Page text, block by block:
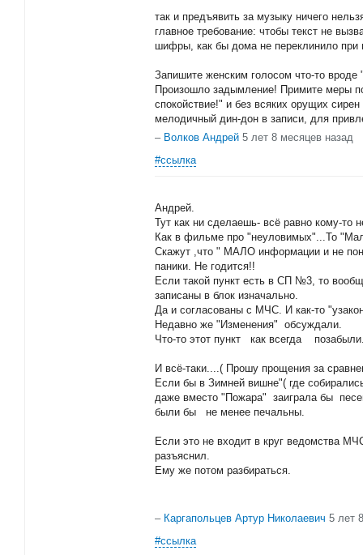
так и предъявить за музыку ничего
главное требование: чтобы текст не
шифры, как бы дома не переклинило при
Запишите женским голосом что-то
Произошло задымление! Примите меры
спокойствие!" и без всяких орущих
мелодичный дин-дон в записи, для
– Волков Андрей 5 лет 8 месяцев назад
#ссылка
Андрей.
Тут как ни сделаешь- всё равно кому-то
Как в фильме про "неуловимых"...То
Скажут ,что " МАЛО информации и не
паники. Не годится!!
Если такой пункт есть в СП №3, то
записаны в блок изначально.
Да и согласованы с МЧС. И как-то
Недавно же "Изменения" обсуждали.
Что-то этот пункт как всегда
И всё-таки....( Прошу прощения за
Если бы в Зимней вишне"( где
даже вместо "Пожара" заиграла бы
были бы не менее печальны.
Если это не входит в круг ведомства
разъяснил.
Ему же потом разбираться.
– Каргапольцев Артур Николаевич 5 лет
#ссылка